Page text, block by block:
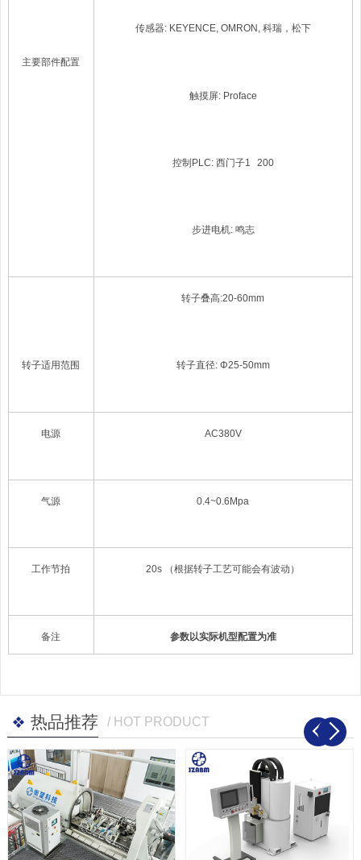
主要部件配置
传感器: KEYENCE, OMRON,科瑞，松下
触摸屏: Proface
控制 PLC: 西门子1 200
步进电机: 鸣志
转子适用范围
转子叠高:20-60mm
转子直径: Φ25-50mm
电源 AC380V
气源 0.4~0.6Mpa
工作节拍 20s （根据转子工艺可能会有波动）
备注 参数以实际机型配置为准
热品推荐 / HOT PRODUCT